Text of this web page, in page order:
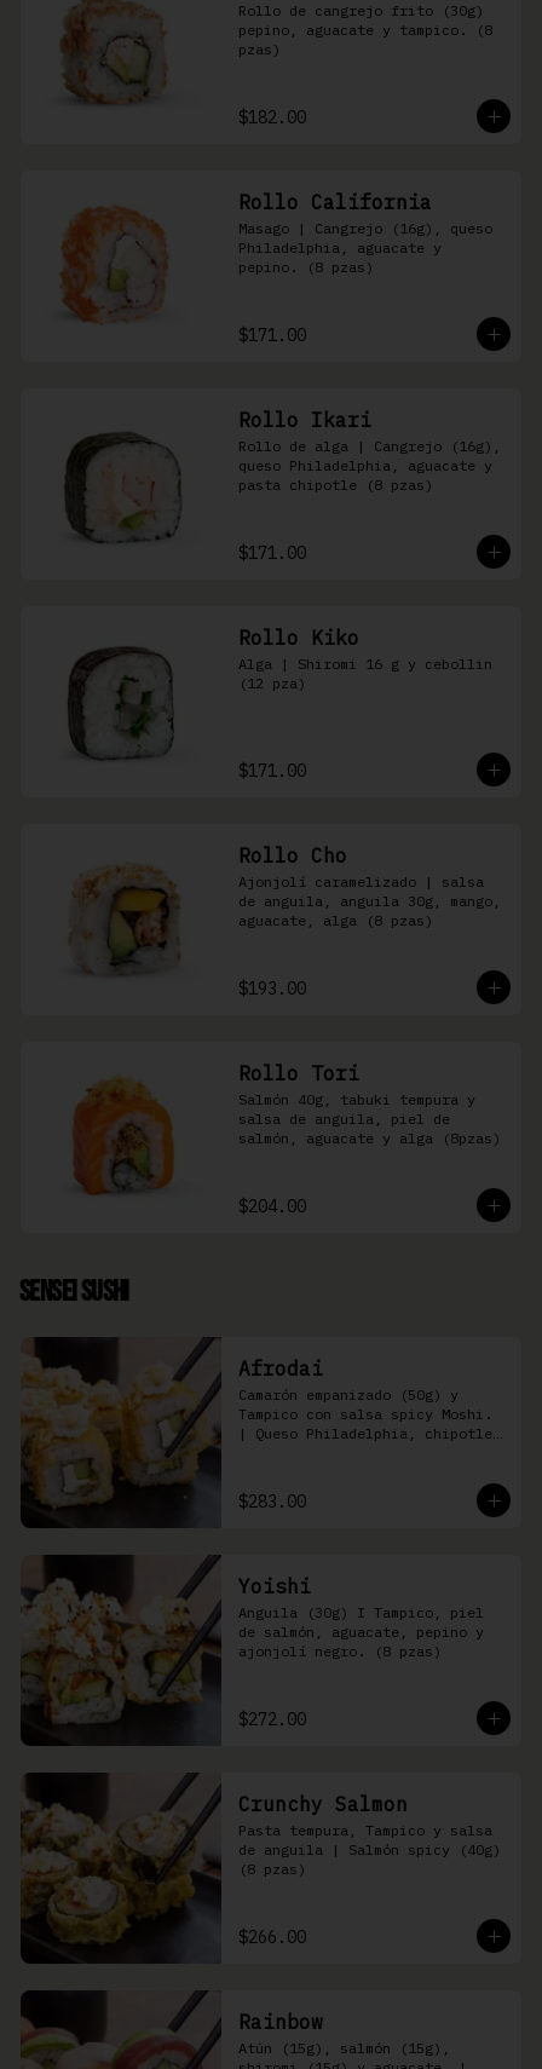
Rollo de cangrejo frito (30g)
pepino, aguacate y tampico. (8
pzas)
$182.00
Rollo California
Masago | Cangrejo (16g), queso
Philadelphia, aguacate y
pepino. (8 pzas)
$171.00
Rollo Ikari
Rollo de alga | Cangrejo (16g),
queso Philadelphia, aguacate y
pasta chipotle (8 pzas)
$171.00
Rollo Kiko
Alga | Shiromi 16 g y cebollin
(12 pza)
$171.00
Rollo Cho
Ajonjolí caramelizado | salsa
de anguila, anguila 30g, mango,
aguacate, alga (8 pzas)
$193.00
Rollo Tori
Salmón 40g, tabuki tempura y
salsa de anguila, piel de
salmón, aguacate y alga (8pzas)
$204.00
Sensei Sushi
Afrodai
Camarón empanizado (50g) y
Tampico con salsa spicy Moshi.
| Queso Philadelphia, chipotle,
$283.00
Yoishi
Anguila (30g) I Tampico, piel
de salmón, aguacate, pepino y
ajonjolí negro. (8 pzas)
$272.00
Crunchy Salmon
Pasta tempura, Tampico y salsa
de anguila | Salmón spicy (40g)
(8 pzas)
$266.00
Rainbow
Atún (15g), salmón (15g),